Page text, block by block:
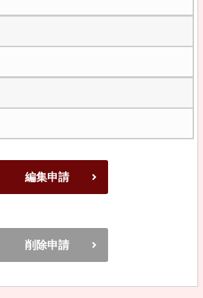
編集申請
削除申請